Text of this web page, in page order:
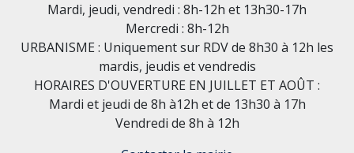
Mardi, jeudi, vendredi : 8h-12h et 13h30-17h
Mercredi : 8h-12h
URBANISME : Uniquement sur RDV de 8h30 à 12h les
mardis, jeudis et vendredis
HORAIRES D'OUVERTURE EN JUILLET ET AOÛT :
Mardi et jeudi de 8h à12h et de 13h30 à 17h
Vendredi de 8h à 12h